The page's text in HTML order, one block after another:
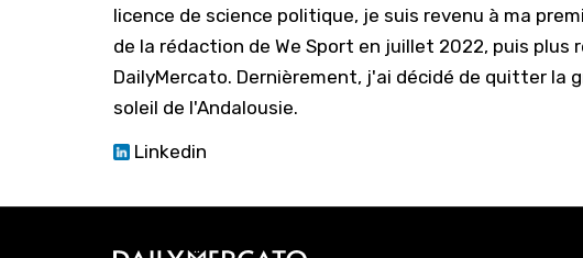
licence de science politique, je suis revenu à ma
de la rédaction de We Sport en juillet 2022, puis plus
DailyMercato. Dernièrement, j'ai décidé de quitter la
soleil de l'Andalousie.
Linkedin